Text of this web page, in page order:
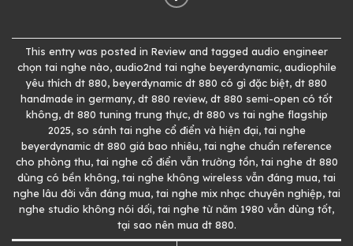
This entry was posted in Review and tagged audio engineer
chọn tai nghe nào, audio2nd tai nghe beyerdynamic, audiophile
yêu thích dt 880, beyerdynamic dt 880 có gì đặc biệt, dt 880
handmade in germany, dt 880 review, dt 880 semi-open có tốt
không, dt 880 tuning trung thực, dt 880 vs tai nghe flagship
2025, so sánh tai nghe cổ điển và hiện đại, tai nghe
beyerdynamic dt 880 giá bao nhiêu, tai nghe chuẩn reference
cho phòng thu, tai nghe cổ điển vẫn trường tồn, tai nghe dt 880
dùng có bền không, tai nghe không wireless vẫn đáng mua, tai
nghe lâu đời vẫn đáng mua, tai nghe mix nhạc chuyên nghiệp, tai
nghe studio không nói dối, tai nghe từ năm 1980 vẫn dùng tốt,
tại sao nên mua dt 880.